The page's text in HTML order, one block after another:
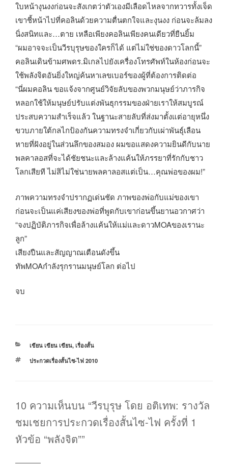
ใบหน้างุนงงก่อนจะสังเกตว่าตัวเองมีเลือดไหลจากทวารทั้งเจ็ด
เขาชี้หน้าไปที่คอลินด้วยความตื่นตกใจและงุนงง ก่อนจะล้มลง
นิ่งสนิทและ…ตาย เหลือเพียงคอลินเพียงคนเดียวที่ยืนยิ้ม
“ผมอาจจะเป็นวีรบุรุษของใครก็ได้ แต่ไม่ใช่ของดาวโลกนี้”
คอลินเดินข้ามศพดร.มิเกลไปยังเครื่องโทรศัพท์ในห้องก่อนจะ
ใช้พลังจิตอันยิ่งใหญ่ค้นหาเลขเบอร์ของผู้ที่ต้องการติดต่อ
“นี่ผมคอลิน ขอแจ้งจากศูนย์วิจัยลับของพวกมนุษย์ว่าภารกิจ
หลอกใช้ให้มนุษย์ปรับแต่งพันธุกรรมของฝ่ายเราให้สมบูรณ์
ประสบความสำเร็จแล้ว ในฐานะสายลับที่ส่งมาตั้งแต่อายุหนึ่ง
ขวบภายใต้กลไกป้องกันความทรงจำเกี่ยวกับเผ่าพันธุ์เลือน
หายที่ฝังอยู่ในส่วนลึกของสมอง ผมขอแสดงความยินดีกับนาย
พลคาลอสที่จะได้ชัยชนะและล้างแค้นให้ภรรยาที่รักกับชาว
โลกเสียที ไม่สิไม่ใช่นายพลคาลอสแต่เป็น…คุณพ่อของผม!”
ภาพความทรงจำปรากฏเด่นชัด ภาพของพ่อกับแม่ของเขา
ก่อนจะเป็นแค่เสียงของพ่อที่พูดกับเขาก่อนขึ้นยานอวกาศว่า
“จงปฏิบัติภารกิจเพื่อล้างแค้นให้แม่และดาวMOAของเรานะ
ลูก”
เสียงปืนและสัญญาณเตือนดังขึ้น
ทัพMOAกำลังรุกรานมนุษย์โลก ต่อไป
จบ
หมวด
เขียน เขียน เขียน, เรื่องสั้น
ป้าย
ประกวดเรื่องสั้นไซ-ไฟ 2010
10 ความเห็นบน “วีรบุรุษ โดย อติเทพ: รางวัล
ชมเชยการประกวดเรื่องสั้นไซ-ไฟ ครั้งที่ 1
หัวข้อ “พลังจิต””